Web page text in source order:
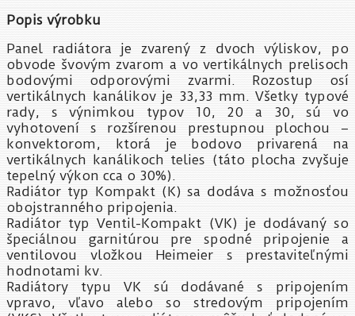
Popis výrobku
Panel radiátora je zvarený z dvoch výliskov, po
obvode švovým zvarom a vo vertikálnych prelisoch
bodovými odporovými zvarmi. Rozostup osí
vertikálnych kanálikov je 33,33 mm. Všetky typové
rady, s výnimkou typov 10, 20 a 30, sú vo
vyhotovení s rozšírenou prestupnou plochou –
konvektorom, ktorá je bodovo privarená na
vertikálnych kanálikoch telies (táto plocha zvyšuje
tepelný výkon cca o 30%).
Radiátor typ Kompakt (K) sa dodáva s možnosťou
obojstranného pripojenia.
Radiátor typ Ventil-Kompakt (VK) je dodávaný so
špeciálnou garnitúrou pre spodné pripojenie a
ventilovou vložkou Heimeier s prestaviteľnými
hodnotami kv.
Radiátory typu VK sú dodávané s pripojením
vpravo, vľavo alebo so stredovým pripojením